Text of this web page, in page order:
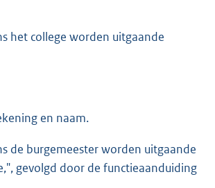
het college worden uitgaande
en naam.
de burgemeester worden uitgaande
gevolgd door de functieaanduiding